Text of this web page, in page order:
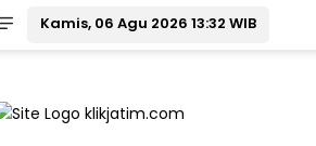
Kamis, 06 Agu 2026 13:32 WIB